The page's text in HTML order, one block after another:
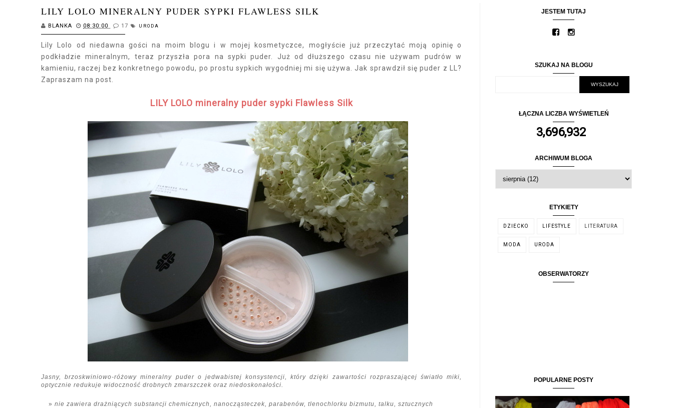
LILY LOLO MINERALNY PUDER SYPKI FLAWLESS SILK
BLANKA 08:30:00 17 URODA
Lily Lolo od niedawna gości na moim blogu i w mojej kosmetyczce, mogłyście już przeczytać moją opinię o
podkładzie mineralnym, teraz przyszła pora na sypki puder. Już od dłuższego czasu nie używam pudrów w
kamieniu, raczej bez konkretnego powodu, po prostu sypkich wygodniej mi się używa. Jak sprawdził się puder z LL?
Zapraszam na post.
LILY LOLO mineralny puder sypki Flawless Silk
Jasny, brzoskwiniowo-różowy mineralny puder o jedwabistej konsystencji, który dzięki zawartości rozpraszającej światło miki,
optycznie redukuje widoczność drobnych zmarszczek oraz niedoskonałości.
nie zawiera drażniących substancji chemicznych, nanocząsteczek, parabenów, tlenochlorku bizmutu, talku, sztucznych
JESTEM TUTAJ
SZUKAJ NA BLOGU
ŁĄCZNA LICZBA WYŚWIETLEŃ
3,696,932
ARCHIWUM BLOGA
ETYKIETY
DZIECKO LIFESTYLE LITERATURA
MODA URODA
OBSERWATORZY
POPULARNE POSTY